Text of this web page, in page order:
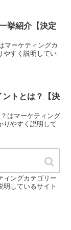
挙紹介【決定
マーケティングカ
やすく説明してい
トとは？【決
はマーケティング
りやすく説明して
決定版】
ィングカテゴリー
明しているサイト